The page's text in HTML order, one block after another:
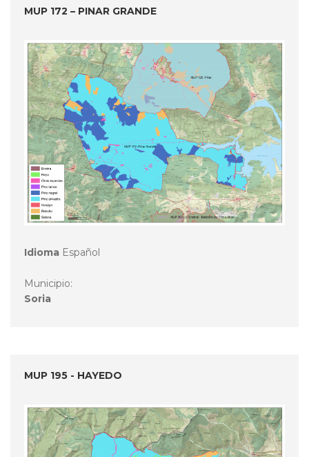
MUP 172 – PINAR GRANDE
Idioma Español
Municipio:
Soria
MUP 195 - HAYEDO